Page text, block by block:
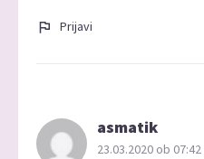
Prijavi
asmatik
23.03.2020 ob 07:42